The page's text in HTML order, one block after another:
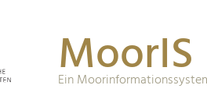
MoorIS
Ein